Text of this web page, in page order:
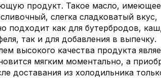
продукт. Такое масло, имеющее
слегка сладковатый вкус,
подходит как для бутербродов,
так и для добавления в выпечку.
высокого качества продукта
мягким моментально, а
доставания из холодильника